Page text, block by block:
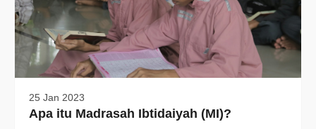
25 Jan 2023
Apa itu Madrasah Ibtidaiyah (MI)?